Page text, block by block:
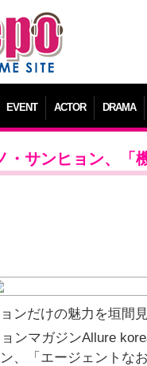
EVENT ACTOR DRAMA
・サンヒョン、
ンだけの魅力を垣間
ンマガジンAllure
、「エージェントな